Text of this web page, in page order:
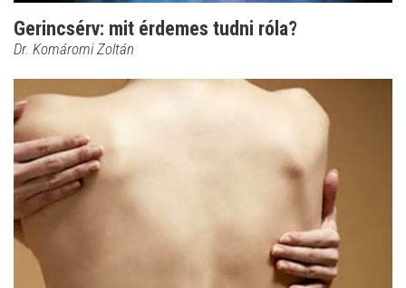
Gerincsérv: mit érdemes tudni róla?
Dr. Komáromi Zoltán